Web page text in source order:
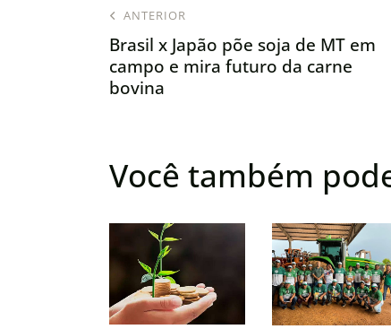
ANTERIOR
Brasil x Japão põe soja de MT em
campo e mira futuro da carne
bovina
Você também